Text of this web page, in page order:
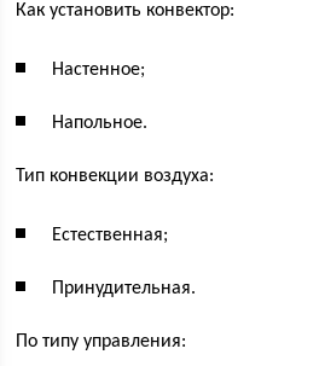
Как установить конвектор:
Настенное;
Напольное.
Тип конвекции воздуха:
Естественная;
Принудительная.
По типу управления: